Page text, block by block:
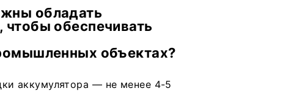
обладать
чтобы обеспечивать
объектах?
аккумулятора — не менее 4-5